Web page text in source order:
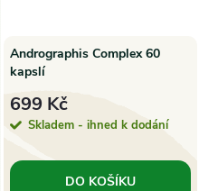
Andrographis Complex 60
kapslí
699 Kč
Skladem - ihned k dodání
DO KOŠÍKU